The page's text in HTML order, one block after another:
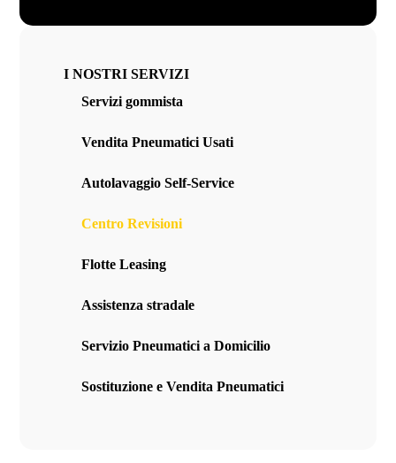
I NOSTRI SERVIZI
Servizi gommista
Vendita Pneumatici Usati
Autolavaggio Self-Service
Centro Revisioni
Flotte Leasing
Assistenza stradale
Servizio Pneumatici a Domicilio
Sostituzione e Vendita Pneumatici